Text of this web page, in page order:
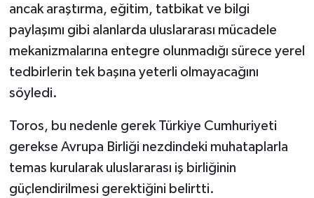
ancak araştırma, eğitim, tatbikat ve bilgi
paylaşımı gibi alanlarda uluslararası mücadele
mekanizmalarına entegre olunmadığı sürece yerel
tedbirlerin tek başına yeterli olmayacağını
söyledi.
Toros, bu nedenle gerek Türkiye Cumhuriyeti
gerekse Avrupa Birliği nezdindeki muhataplarla
temas kurularak uluslararası iş birliğinin
güçlendirilmesi gerektiğini belirtti.